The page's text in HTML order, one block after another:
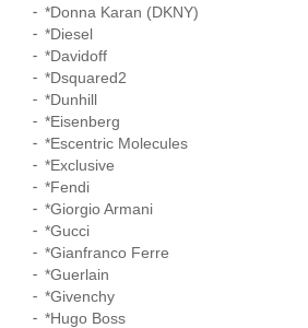
*Donna Karan (DKNY)
*Diesel
*Davidoff
*Dsquared2
*Dunhill
*Eisenberg
*Escentric Molecules
*Exclusive
*Fendi
*Giorgio Armani
*Gucci
*Gianfranco Ferre
*Guerlain
*Givenchy
*Hugo Boss